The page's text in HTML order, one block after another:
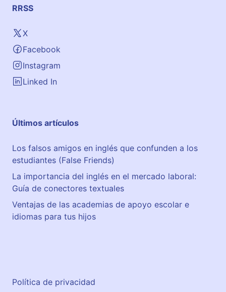
RRSS
X
Facebook
Instagram
Linked In
Últimos artículos
Los falsos amigos en inglés que confunden a los
estudiantes (False Friends)
La importancia del inglés en el mercado laboral:
Guía de conectores textuales
Ventajas de las academias de apoyo escolar e
idiomas para tus hijos
Política de privacidad